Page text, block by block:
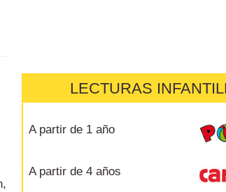
LECTURAS
A partir de 1 año
A partir de 4 años